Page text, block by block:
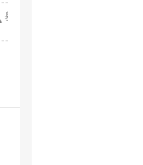
舉